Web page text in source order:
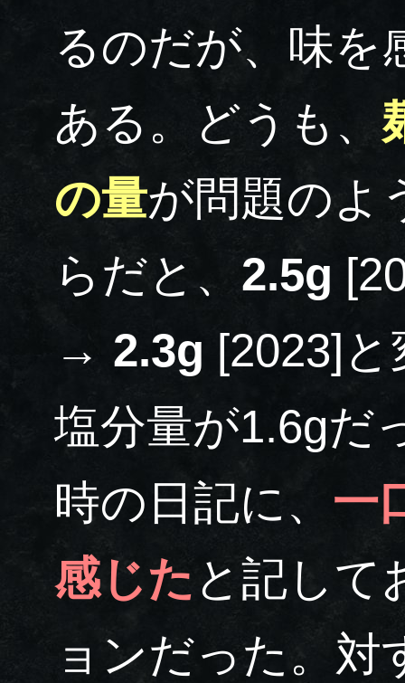
るのだが、味を
ある。どうも、
の量が問題のよ
らだと、 2.5g
→ 2.3g
塩分量が1.6gだ
時の日記に、 一
感じた と記して
ョンだった。対